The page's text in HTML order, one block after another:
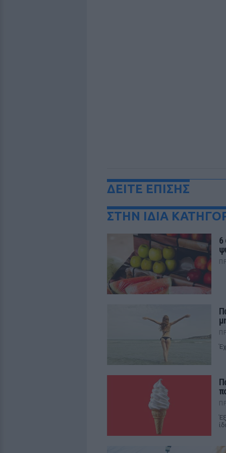
ΔΕΙΤΕ ΕΠΙΣΗΣ
ΣΤΗΝ ΙΔΙΑ
6